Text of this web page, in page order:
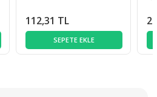
112,31 TL
SEPETE EKLE